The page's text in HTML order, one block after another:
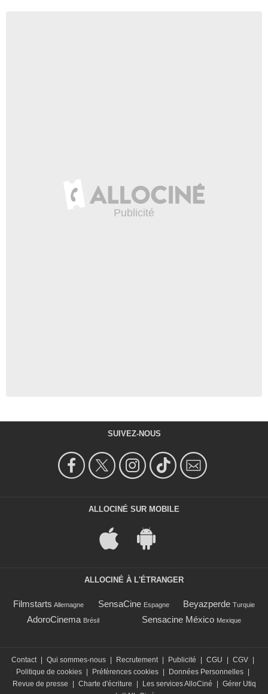
SUIVEZ-NOUS
ALLOCINÉ SUR MOBILE
ALLOCINÉ À L'ÉTRANGER
Filmstarts Allemagne SensaCine Espagne Beyazperde Turquie
AdoroCinema Brésil Sensacine México Mexique
Contact Qui sommes-nous Recrutement Publicité CGU CGV
Politique de cookies
Préférences cookies Données Personnelles
Revue de presse
Charte d'écriture Les services AlloCiné
Gérer Utiq